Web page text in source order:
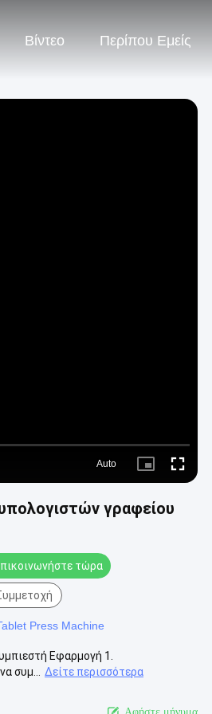
Βίντεο Περίπου Εμείς
Auto
Picture- Fullscreen
γραφείου
τώρα
Press Machine
Εφαρμογή 1.
συμ...
Δείτε περισσότερα
Αφήστε μήνυμα